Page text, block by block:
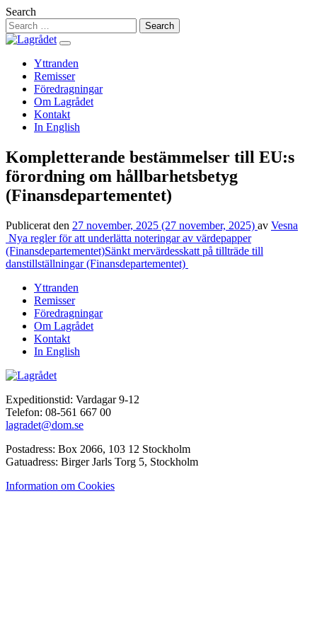
Hoppa
till
innehåll
Search
Yttranden
Remisser
Föredragningar
Om Lagrådet
Kontakt
In English
Kompletterande bestämmelser till EU:s
förordning om hållbarhetsbetyg
(Finansdepartementet)
Publicerat den 27 november, 2025 (27 november, 2025) av Vesna
Inläggsnavigering
Nya regler för att underlätta noteringar av värdepapper
(Finansdepartementet)Sänkt mervärdesskatt på tillträde till
danstillställningar (Finansdepartementet)
Yttranden
Remisser
Föredragningar
Om Lagrådet
Kontakt
In English
Expeditionstid: Vardagar 9-12
Telefon: 08-561 667 00
lagradet@dom.se
Postadress: Box 2066, 103 12 Stockholm
Gatuadress: Birger Jarls Torg 5, Stockholm
Information om Cookies